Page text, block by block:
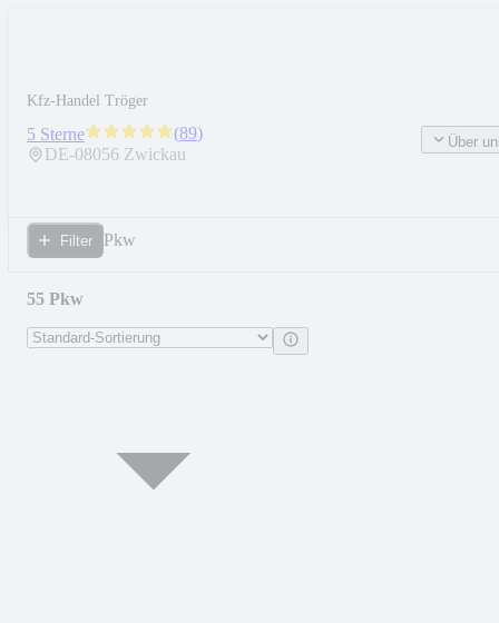
Kfz-Handel Tröger
5 Sterne (89)
DE-08056 Zwickau
Über
Filter Pkw
55 Pkw